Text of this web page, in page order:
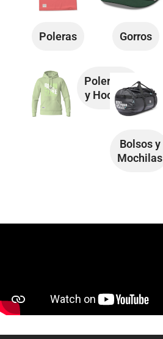
Poleras Gorros
Polerones
y Hoodies
Bolsos y
Mochilas